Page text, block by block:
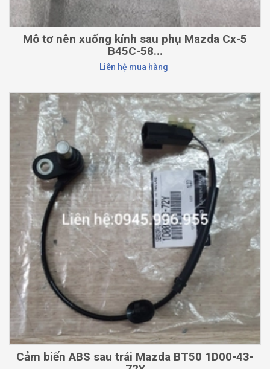
Mô tơ nên xuống kính sau phụ Mazda Cx-5
B45C-58...
Liên hệ mua hàng
Cảm biến ABS sau trái Mazda BT50 1D00-43-